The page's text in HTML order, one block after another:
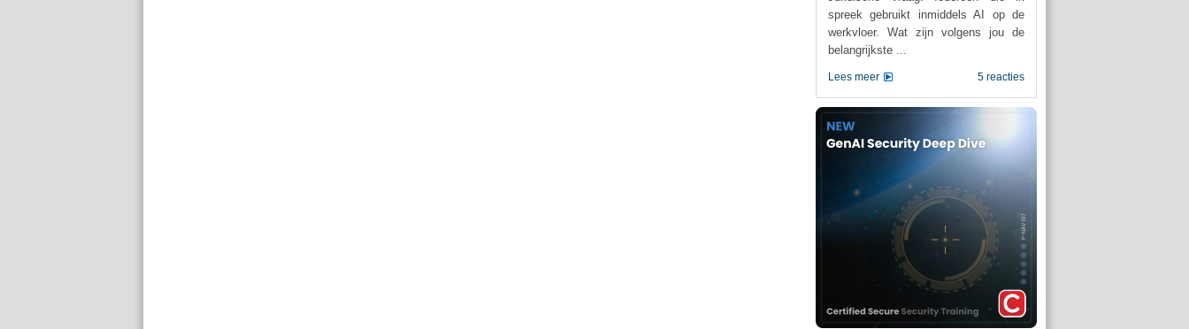
spreek gebruikt inmiddels AI op de
werkvloer. Wat zijn volgens jou de
belangrijkste ...
5 reacties
Lees meer